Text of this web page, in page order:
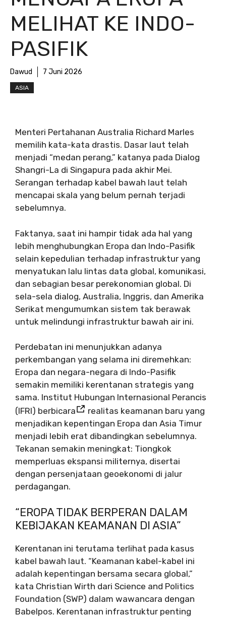
MELIHAT KE INDO-
PASIFIK
Dawud 7 Juni 2026
ASIA
Menteri Pertahanan Australia Richard Marles
memilih kata-kata drastis. Dasar laut telah
menjadi “medan perang,” katanya pada Dialog
Shangri-La di Singapura pada akhir Mei.
Serangan terhadap kabel bawah laut telah
mencapai skala yang belum pernah terjadi
sebelumnya.
Faktanya, saat ini hampir tidak ada hal yang
lebih menghubungkan Eropa dan Indo-Pasifik
selain kepedulian terhadap infrastruktur yang
menyatukan lalu lintas data global, komunikasi,
dan sebagian besar perekonomian global. Di
sela-sela dialog, Australia, Inggris, dan Amerika
Serikat mengumumkan sistem tak berawak
untuk melindungi infrastruktur bawah air ini.
Perdebatan ini menunjukkan adanya
perkembangan yang selama ini diremehkan:
Eropa dan negara-negara di Indo-Pasifik
semakin memiliki kerentanan strategis yang
sama. Institut Hubungan Internasional Perancis
(IFRI) berbicara
realitas keamanan baru yang
menjadikan kepentingan Eropa dan Asia Timur
menjadi lebih erat dibandingkan sebelumnya.
Tekanan semakin meningkat: Tiongkok
memperluas ekspansi militernya, disertai
dengan persenjataan geoekonomi di jalur
perdagangan.
“EROPA TIDAK BERPERAN DALAM
KEBIJAKAN KEAMANAN DI ASIA”
Kerentanan ini terutama terlihat pada kasus
kabel bawah laut. “Keamanan kabel-kabel ini
adalah kepentingan bersama secara global,”
kata Christian Wirth dari Science and Politics
Foundation (SWP) dalam wawancara dengan
Babelpos. Kerentanan infrastruktur penting